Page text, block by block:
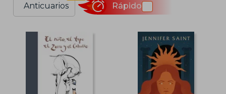
Anticuarios Rápido